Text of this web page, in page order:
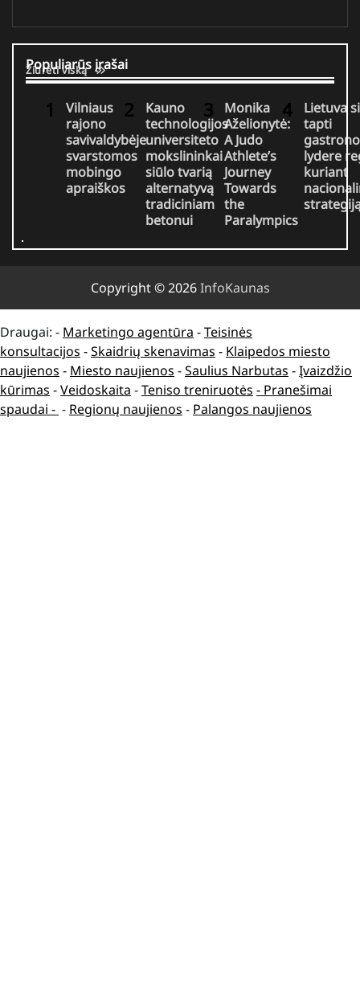
Populiarūs įrašai
Žiūrėti viską
Vilniaus
rajono
savivaldybėje
svarstomos
mobingo
apraiškos
Kauno
technologijos
universiteto
mokslininkai
siūlo tvarią
alternatyvą
tradiciniam
betonui
Monika
Aželionytė:
A Judo
Athlete’s
Journey
Towards
the
Paralympics
Lietuva
tapti
lydere
kuriant
Copyright © 2026InfoKaunas
Draugai: - Marketingo agentūra -Teisinės
konsultacijos -Skaidrių skenavimas - Klaipedos miesto
naujienos - Miesto naujienos -Saulius Narbutas -Įvaizdžio
kūrimas -Veidoskaita -Teniso treniruotės - Pranešimai
spaudai - - Regionų naujienos - Palangos naujienos